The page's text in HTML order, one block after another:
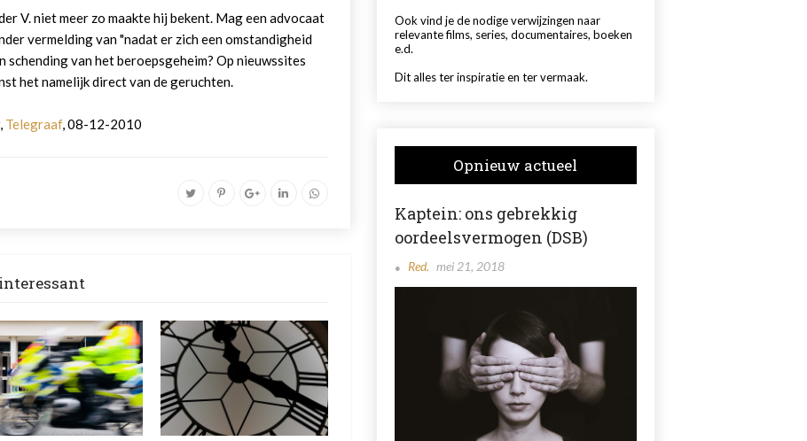
V. niet meer zo maakte hij bekent. Mag een advocaat
vermelding van "nadat er zich een omstandigheid
van het beroepsgeheim? Op nieuwssites
het namelijk direct van de geruchten.
, Telegraaf, 08-12-2010
Ook vind je de nodige verwijzingen naar
relevante films, series, documentaires, boeken
e.d.
Dit alles ter inspiratie en ter vermaak.
Opnieuw actueel
Kaptein: ons gebrekkig
oordeelsvermogen (DSB)
Red. mei 21, 2018